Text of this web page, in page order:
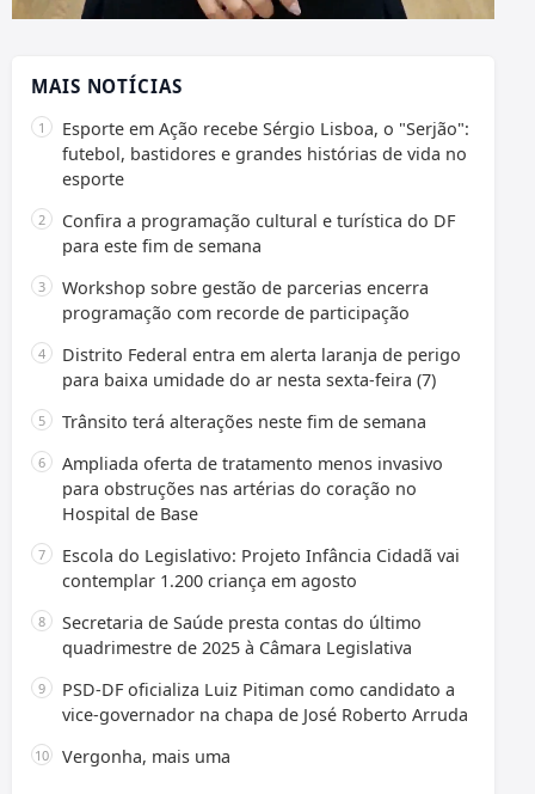
MAIS NOTÍCIAS
Esporte em Ação recebe Sérgio Lisboa, o "Serjão":
futebol, bastidores e grandes histórias de vida no
esporte
Confira a programação cultural e turística do DF
para este fim de semana
Workshop sobre gestão de parcerias encerra
programação com recorde de participação
Distrito Federal entra em alerta laranja de perigo
para baixa umidade do ar nesta sexta-feira (7)
Trânsito terá alterações neste fim de semana
Ampliada oferta de tratamento menos invasivo
para obstruções nas artérias do coração no
Hospital de Base
Escola do Legislativo: Projeto Infância Cidadã vai
contemplar 1.200 criança em agosto
Secretaria de Saúde presta contas do último
quadrimestre de 2025 à Câmara Legislativa
PSD-DF oficializa Luiz Pitiman como candidato a
vice-governador na chapa de José Roberto Arruda
Vergonha, mais uma